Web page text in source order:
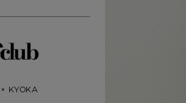
KYOKA